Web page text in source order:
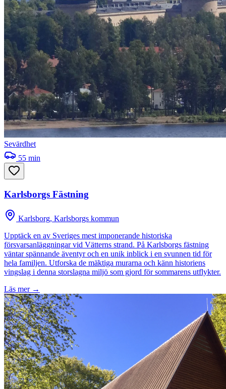
Sevärdhet
55 min
Karlsborgs Fästning
Karlsborg, Karlsborgs kommun
Upptäck en av Sveriges mest imponerande historiska
försvarsanläggningar vid Vätterns strand. På Karlsborgs fästning
väntar spännande äventyr och en unik inblick i en svunnen tid för
hela familjen. Utforska de mäktiga murarna och känn historiens
vingslag i denna storslagna miljö som gjord för sommarens utflykter.
Läs mer →